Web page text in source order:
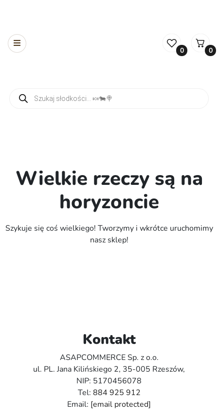
0 0
Wielkie rzeczy są na
horyzoncie
Szykuje się coś wielkiego! Tworzymy i wkrótce uruchomimy
nasz sklep!
Kontakt
ASAPCOMMERCE Sp. z o.o.
ul. PL. Jana Kilińskiego 2, 35-005 Rzeszów,
NIP: 5170456078
Tel: 884 925 912
Email: [email protected]